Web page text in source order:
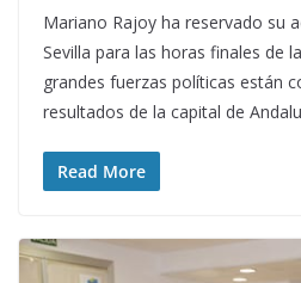
Mariano Rajoy ha reservado su
Sevilla para las horas finales de
grandes fuerzas políticas están
resultados de la capital de
Read More